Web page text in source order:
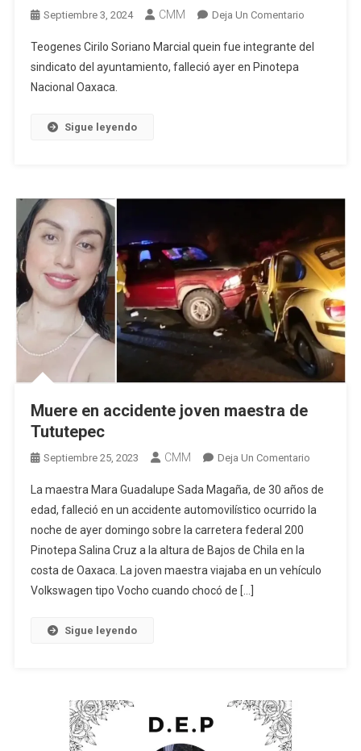
Septiembre 3, 2024 CMM Deja Un ComentarioEn
Teogenes Cirilo Soriano Marcial quein fue integrante del
sindicato del ayuntamiento, falleció ayer en Pinotepa
Nacional Oaxaca.
Sigue leyendo
Muere en accidente joven maestra de
Tututepec
Septiembre 25, 2023 CMM Deja Un ComentarioEn
En
Accidente
De
La maestra Mara Guadalupe Sada Magaña, de 30 años de
edad, falleció en un accidente automovilístico ocurrido la
noche de ayer domingo sobre la carretera federal 200
Pinotepa Salina Cruz a la altura de Bajos de Chila en la
costa de Oaxaca. La joven maestra viajaba en un vehículo
Volkswagen tipo Vocho cuando chocó de […]
Sigue leyendo